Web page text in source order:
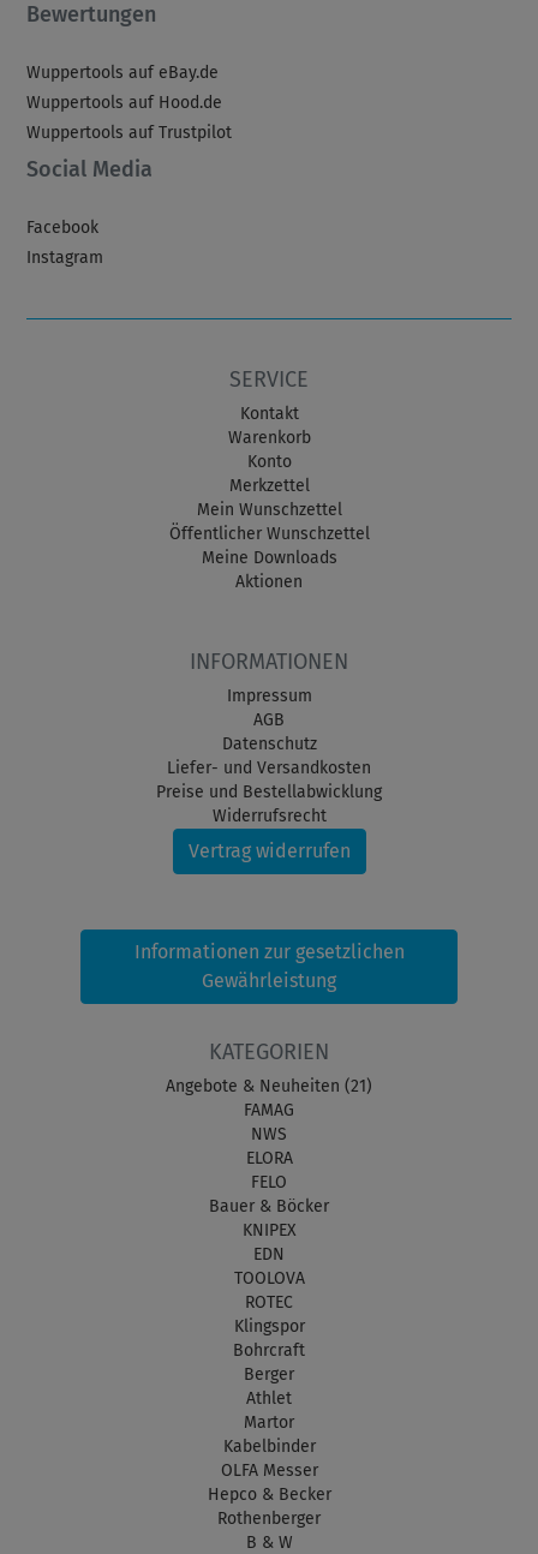
Bewertungen
Wuppertools auf eBay.de
Wuppertools auf Hood.de
Wuppertools auf Trustpilot
Social Media
Facebook
Instagram
SERVICE
Kontakt
Warenkorb
Konto
Merkzettel
Mein Wunschzettel
Öffentlicher Wunschzettel
Meine Downloads
Aktionen
INFORMATIONEN
Impressum
AGB
Datenschutz
Liefer- und Versandkosten
Preise und Bestellabwicklung
Widerrufsrecht
Vertrag widerrufen
Informationen zur gesetzlichen
Gewährleistung
KATEGORIEN
Angebote & Neuheiten (21)
FAMAG
NWS
ELORA
FELO
Bauer & Böcker
KNIPEX
EDN
TOOLOVA
ROTEC
Klingspor
Bohrcraft
Berger
Athlet
Martor
Kabelbinder
OLFA Messer
Hepco & Becker
Rothenberger
B & W